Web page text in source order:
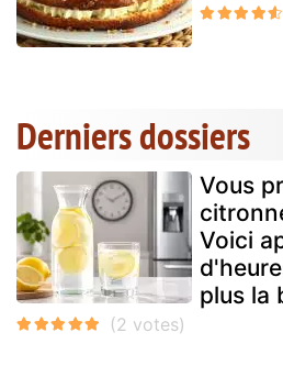
Derniers dossiers
Vous
Voici
plus la